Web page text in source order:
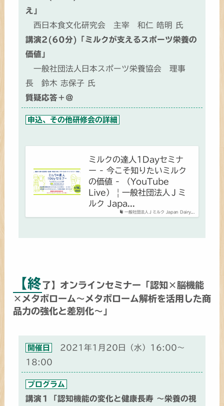
え」
西日本食文化研究会 主宰 和仁 皓明 氏
講演2(60分)「ミルクが支えるスポーツ栄養の
価値」
一般社団法人日本スポーツ栄養協会 理事
長 鈴木 志保子 氏
質疑応答＋＠
申込、その他研修会の詳細
一般社団法人Ｊミルク Japan Dairy...
ミルクの達人1Dayセミナ
ー - 今こそ知りたいミルク
の価値 - （YouTube
Live） | 一般社団法人Ｊミ
ルク Japa...
【終了】オンラインセミナー「認知×脳機能
×メタボローム～メタボローム解析を活用した商
品力の強化と差別化～」
開催日
2021年1月20日（水）16:00～
18:00
プログラム
講演１「認知機能の変化と健康長寿 ～栄養の視